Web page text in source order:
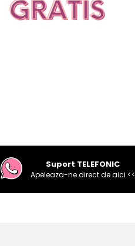
Suport TELEFONIC
Apeleaza-ne direct de aici <<